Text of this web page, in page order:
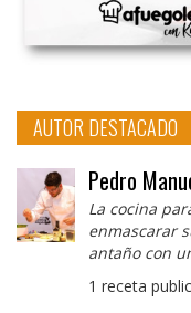
AUTOR DESTACADO
Pedro
La cocina
enmascarar
antaño con
1 receta